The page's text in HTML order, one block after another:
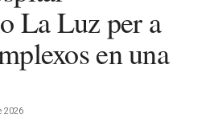
La Luz per a
en una
2026